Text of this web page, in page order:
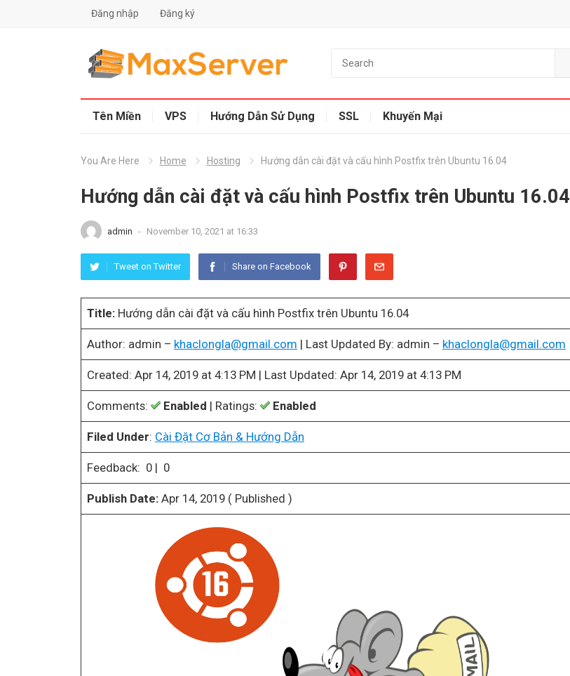
Đăng nhập Đăng ký
Tên Miền VPS Hướng Dẫn Sử Dụng SSL Khuyến Mại
You Are Here Home Hosting Hướng dẫn cài đặt và cấu hình Postfix trên Ubuntu 16.04
Hướng dẫn cài đặt và cấu hình Postfix trên Ubuntu 16.04
admin - November 10, 2021 at 16:33
Tweet on Twitter Share on Facebook
Title:Hướng dẫn cài đặt và cấu hình Postfix trên Ubuntu 16.04
Author: admin – khaclongla@gmail.com | Last Updated By: admin – khaclongla@gmail.com
Created: Apr 14, 2019 at 4:13 PM | Last Updated: Apr 14, 2019 at 4:13 PM
Comments: Enabled | Ratings: Enabled
Filed Under: Cài Đặt Cơ Bản & Hướng Dẫn
Feedback: 0 | 0
Publish Date: Apr 14, 2019 ( Published )